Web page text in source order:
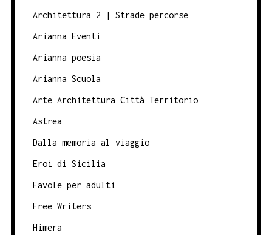
Architettura 2 | Strade percorse
Arianna Eventi
Arianna poesia
Arianna Scuola
Arte Architettura Città Territorio
Astrea
Dalla memoria al viaggio
Eroi di Sicilia
Favole per adulti
Free Writers
Himera